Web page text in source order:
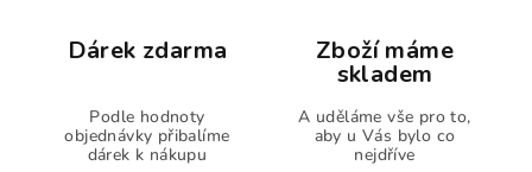
Dárek zdarma
Podle hodnoty
objednávky přibalíme
dárek k nákupu
Zboží máme
skladem
A uděláme vše pro to,
aby u Vás bylo co
nejdříve